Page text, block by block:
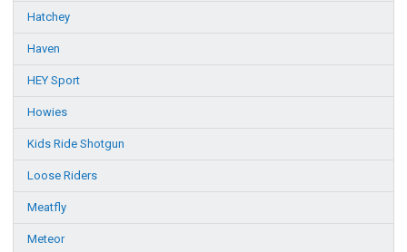
Hatchey
Haven
HEY Sport
Howies
Kids Ride Shotgun
Loose Riders
Meatfly
Meteor